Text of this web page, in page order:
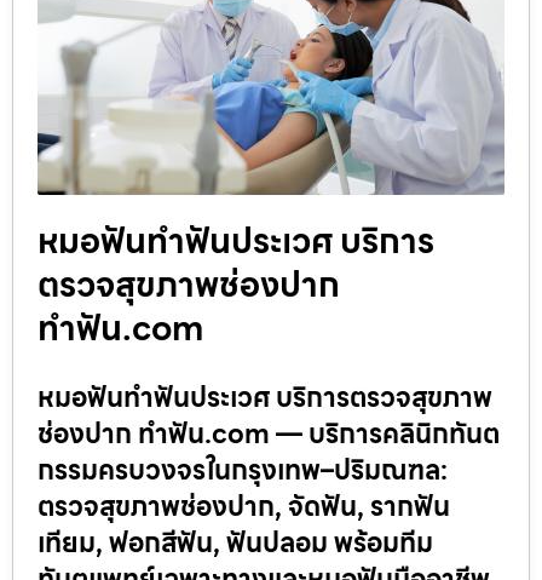
หมอฟันทำฟันประเวศ บริการ
ตรวจสุขภาพช่องปาก
ทำฟัน.com
หมอฟันทำฟันประเวศ บริการตรวจสุขภาพ
ช่องปาก ทำฟัน.com — บริการคลินิกทันต
กรรมครบวงจรในกรุงเทพ–ปริมณฑล:
ตรวจสุขภาพช่องปาก, จัดฟัน, รากฟัน
เทียม, ฟอกสีฟัน, ฟันปลอม พร้อมทีม